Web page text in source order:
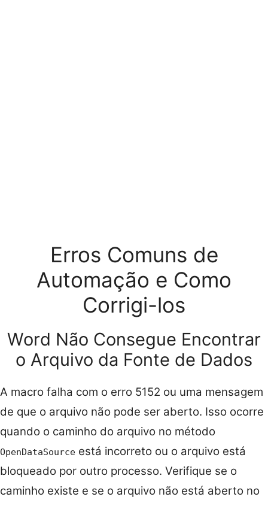
Erros Comuns de
Automação e Como
Corrigi-los
Word Não Consegue Encontrar
o Arquivo da Fonte de Dados
A macro falha com o erro 5152 ou uma mensagem
de que o arquivo não pode ser aberto. Isso ocorre
quando o caminho do arquivo no método
OpenDataSource está incorreto ou o arquivo está
bloqueado por outro processo. Verifique se o
caminho existe e se o arquivo não está aberto no